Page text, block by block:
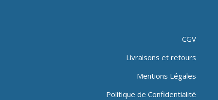
CGV
Livraisons et retours
Mentions Légales
Politique de Confidentialité